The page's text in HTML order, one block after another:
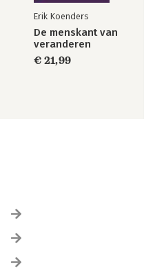
Erik Koenders
De menskant van
veranderen
€ 21,99